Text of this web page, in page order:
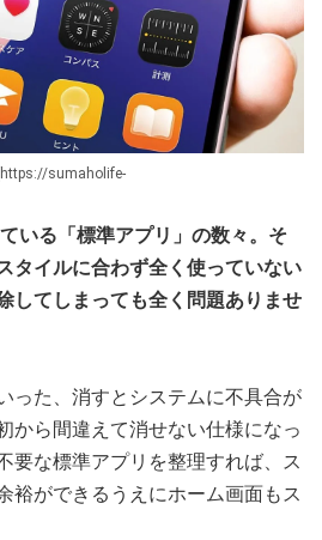
sumaholife-
いる「標準アプリ」の数々。そ
タイルに合わず全く使っていない
してしまっても全く問題ありませ
った、消すとシステムに不具合が
から間違えて消せない仕様になっ
要な標準アプリを整理すれば、ス
裕ができるうえにホーム画面もス